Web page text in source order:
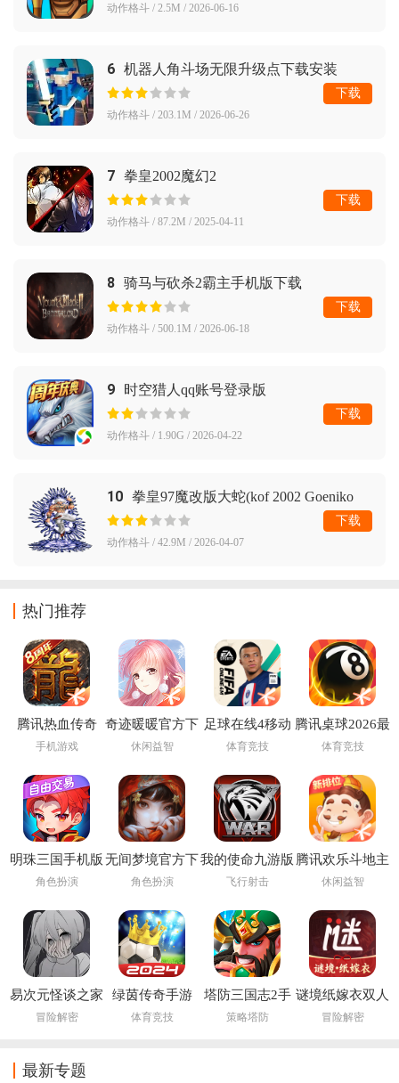
动作格斗 / 2.5M / 2026-06-16
6 机器人角斗场无限升级点下载安装
动作格斗 / 203.1M / 2026-06-26
下载
7 拳皇2002魔幻2
动作格斗 / 87.2M / 2025-04-11
下载
8 骑马与砍杀2霸主手机版下载
动作格斗 / 500.1M / 2026-06-18
下载
9 时空猎人qq账号登录版
动作格斗 / 1.90G / 2026-04-22
下载
10 拳皇97魔改版大蛇(kof 2002 Goeniko
PS2 _ autor Dream )
动作格斗 / 42.9M / 2026-04-07
下载
热门推荐
腾讯热血传奇
手机游戏
奇迹暖暖官方下
载最新版
休闲益智
足球在线4移动
版下载安装
M)
体育竞技
腾讯桌球2026最
新版
体育竞技
明珠三国手机版
角色扮演
无间梦境官方下
载
角色扮演
我的使命九游版
本
飞行射击
腾讯欢乐斗地主
2026年新版
休闲益智
易次元怪谈之家
下载正版官方手
冒险解密
绿茵传奇手游
体育竞技
塔防三国志2手
游
策略塔防
谜境纸嫁衣双人
版
冒险解密
最新专题